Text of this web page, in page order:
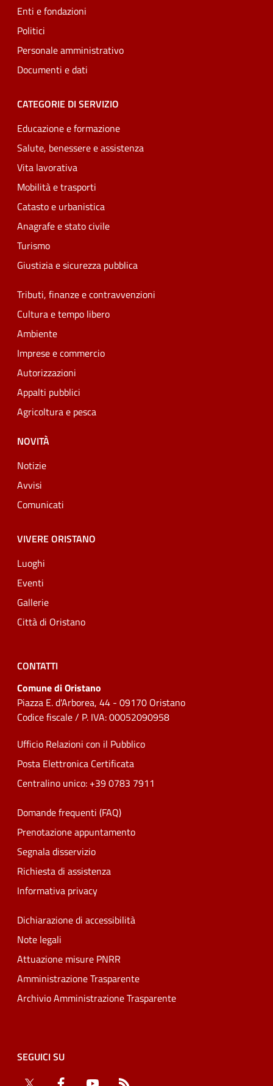
Enti e fondazioni
Politici
Personale amministrativo
Documenti e dati
CATEGORIE DI SERVIZIO
Educazione e formazione
Salute, benessere e assistenza
Vita lavorativa
Mobilità e trasporti
Catasto e urbanistica
Anagrafe e stato civile
Turismo
Giustizia e sicurezza pubblica
Tributi, finanze e contravvenzioni
Cultura e tempo libero
Ambiente
Imprese e commercio
Autorizzazioni
Appalti pubblici
Agricoltura e pesca
NOVITÀ
Notizie
Avvisi
Comunicati
VIVERE ORISTANO
Luoghi
Eventi
Gallerie
Città di Oristano
CONTATTI
Comune di Oristano
Piazza E. d'Arborea, 44 - 09170 Oristano
Codice fiscale / P. IVA: 00052090958
Ufficio Relazioni con il Pubblico
Posta Elettronica Certificata
Centralino unico: +39 0783 7911
Domande frequenti (FAQ)
Prenotazione appuntamento
Segnala disservizio
Richiesta di assistenza
Informativa privacy
Dichiarazione di accessibilità
Note legali
Attuazione misure PNRR
Amministrazione Trasparente
Archivio Amministrazione Trasparente
SEGUICI SU